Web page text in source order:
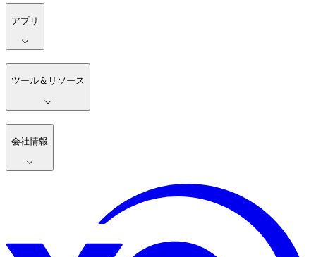
アプリ
ツール＆リソース
会社情報